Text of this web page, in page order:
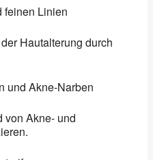
feinen Linien
Hautalterung durch
und Akne-Narben
von Akne- und